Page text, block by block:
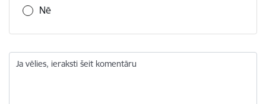
Nē
Ja vēlies, ieraksti šeit komentāru